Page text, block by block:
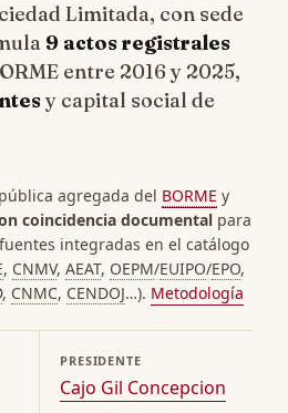
Limitada, con sede
9 actos registrales
entre 2016 y 2025,
y capital social de
agregada del BORME y
coincidencia documental para
integradas en el catálogo
, CNMV, AEAT, OEPM/EUIPO/EPO,
, CNMC, CENDOJ…). Metodología
PRESIDENTE
Cajo Gil Concepcion